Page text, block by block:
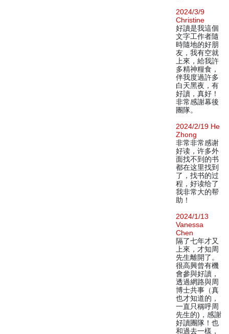
2024/3/9
Christine
好讀是我這個
文字工作者隨
時隨地的好朋
友，我有空就
上來，給我許
多精神糧食，
伴我度過許多
白天黑夜，有
好讀，真好！
非常感謝幕後
團隊。
2024/2/19 He
Zhong
非常非常感谢
好读，许多外
面找不到的书
都在这里找到
了，找书的过
程，好读给了
我非常大的帮
助！
2024/1/13
Vanessa
Chen
隔了七年才又
上來，才知周
先生離開了。
很高興曾有機
會參與好讀，
透過網路與周
博士共事（真
也才知道的，
一直只稱呼周
先生的)，感謝
好讀團隊！也
和過去一樣，